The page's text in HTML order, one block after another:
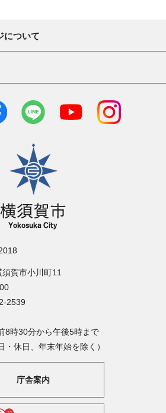
について
横須賀市
賀市小川町11
2539
8時30分から午後5時まで
・休日、年末年始を除く）
庁舎案内